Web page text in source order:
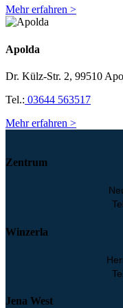
Mehr erfahren >
Apolda
Dr. Külz-Str. 2, 99510
Tel.: 03644 563517
Mehr erfahren >
Zentrum
Winzerla
Jena West